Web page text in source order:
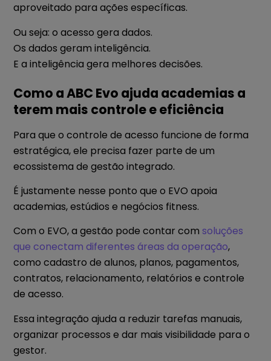
aproveitado para ações específicas.
Ou seja: o acesso gera dados.
Os dados geram inteligência.
E a inteligência gera melhores decisões.
Como a ABC Evo ajuda academias a
terem mais controle e eficiência
Para que o controle de acesso funcione de forma
estratégica, ele precisa fazer parte de um
ecossistema de gestão integrado.
É justamente nesse ponto que o EVO apoia
academias, estúdios e negócios fitness.
Com o EVO, a gestão pode contar comsoluções
que conectam diferentes áreas da operação,
como cadastro de alunos, planos, pagamentos,
contratos, relacionamento, relatórios e controle
de acesso.
Essa integração ajuda a reduzir tarefas manuais,
organizar processos e dar mais visibilidade para o
gestor.